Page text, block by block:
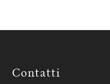
Contatti